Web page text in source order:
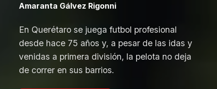
Amaranta Gálvez Rigonni
En Querétaro se juega futbol profesional
desde hace 75 años y, a pesar de las idas y
venidas a primera división, la pelota no deja
de correr en sus barrios.